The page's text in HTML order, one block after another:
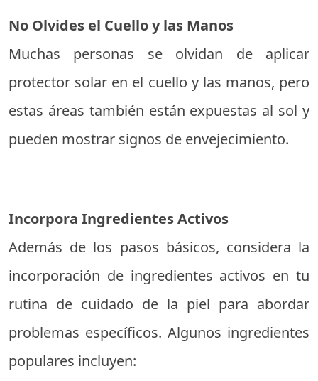
No Olvides el Cuello y las Manos
Muchas personas se olvidan de aplicar
protector solar en el cuello y las manos, pero
estas áreas también están expuestas al sol y
pueden mostrar signos de envejecimiento.
Incorpora Ingredientes Activos
Además de los pasos básicos, considera la
incorporación de ingredientes activos en tu
rutina de cuidado de la piel para abordar
problemas específicos. Algunos ingredientes
populares incluyen: